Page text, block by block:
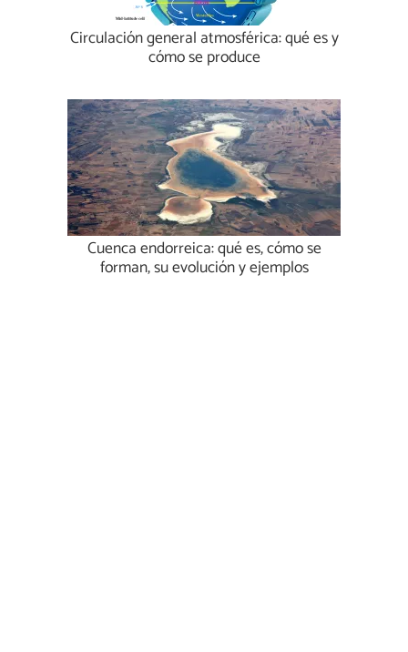
Circulación general atmosférica: qué es y
cómo se produce
Cuenca endorreica: qué es, cómo se
forman, su evolución y ejemplos